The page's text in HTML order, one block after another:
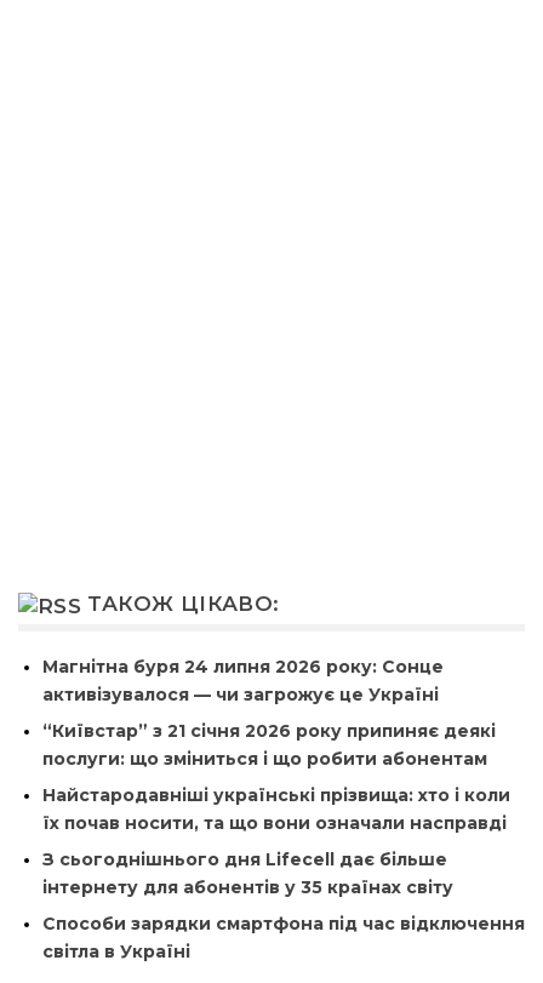
ТАКОЖ ЦІКАВО:
Магнітна буря 24 липня 2026 року: Сонце
активізувалося — чи загрожує це Україні
“Київстар” з 21 січня 2026 року припиняє деякі
послуги: що зміниться і що робити абонентам
Найстародавніші українські прізвища: хто і коли
їх почав носити, та що вони означали насправді
З сьогоднішнього дня Lifecell дає більше
інтернету для абонентів у 35 країнах світу
Способи зарядки смартфона під час відключення
світла в Україні